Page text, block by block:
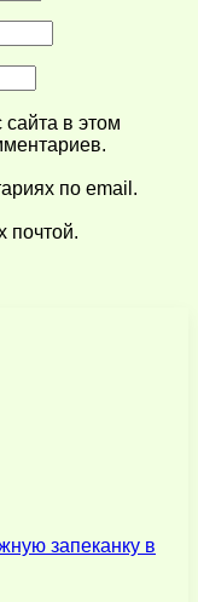
в этом
по email.
почтой.
запеканку в